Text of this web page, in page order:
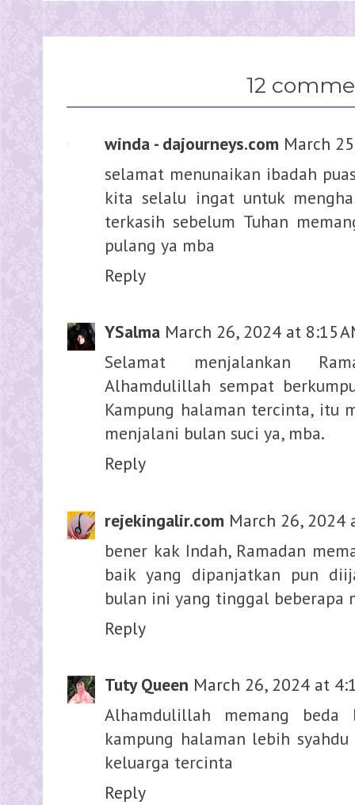
12
winda - dajourneys.com March
selamat menunaikan ibadah
kita selalu ingat untuk
terkasih sebelum Tuhan
pulang ya mba
Reply
YSalma March 26, 2024 at 8:15
Selamat menjalankan
Alhamdulillah sempat
Kampung halaman tercinta, itu
menjalani bulan suci ya, mba.
Reply
rejekingalir.com March 26, 2024
bener kak Indah, Ramadan
baik yang dipanjatkan pun
bulan ini yang tinggal beberapa
Reply
Tuty Queen March 26, 2024 at
Alhamdulillah memang
kampung halaman lebih
keluarga tercinta
Reply